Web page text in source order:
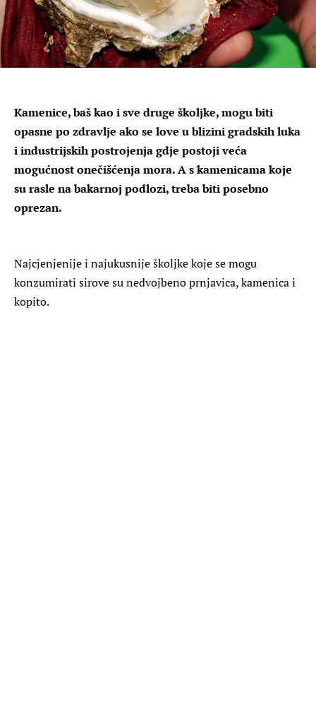
Kamenice, baš kao i sve druge školjke, mogu biti
opasne po zdravlje ako se love u blizini gradskih luka
i industrijskih postrojenja gdje postoji veća
mogućnost onečišćenja mora. A s kamenicama koje
su rasle na bakarnoj podlozi, treba biti posebno
oprezan.
Najcjenjenije i najukusnije školjke koje se mogu
konzumirati sirove su nedvojbeno prnjavica, kamenica i
kopito.